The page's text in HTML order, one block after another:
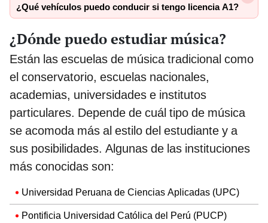
¿Qué vehículos puedo conducir si tengo licencia A1?
¿Dónde puedo estudiar música?
Están las escuelas de música tradicional como
el conservatorio, escuelas nacionales,
academias, universidades e institutos
particulares. Depende de cuál tipo de música
se acomoda más al estilo del estudiante y a
sus posibilidades. Algunas de las instituciones
más conocidas son:
Universidad Peruana de Ciencias Aplicadas (UPC)
Pontificia Universidad Católica del Perú (PUCP)